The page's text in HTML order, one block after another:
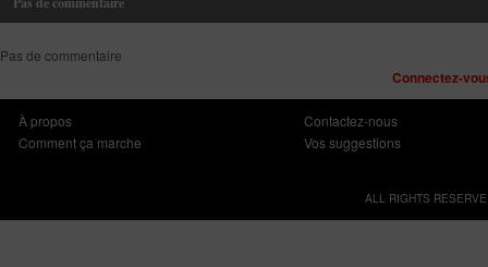
Pas de commentaire
Connectez-
À propos
Comment ça marche
Contactez-nous
Vos suggestions
ALL RIGHTS